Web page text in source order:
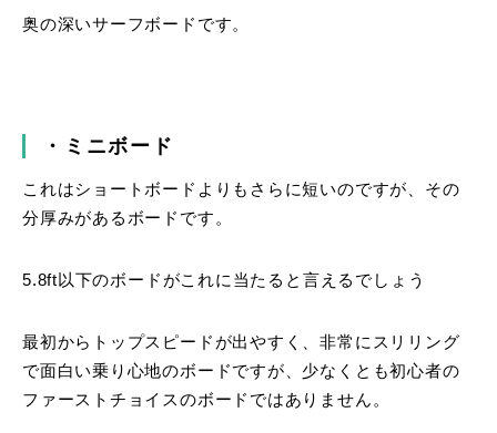
奥の深いサーフボードです。
・ミニボード
これはショートボードよりもさらに短いのですが、その
分厚みがあるボードです。
5.8ft以下のボードがこれに当たると言えるでしょう
最初からトップスピードが出やすく、非常にスリリング
で面白い乗り心地のボードですが、少なくとも初心者の
ファーストチョイスのボードではありません。